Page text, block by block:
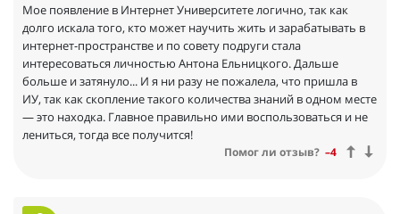
Мое появление в Интернет Университете логично, так как
долго искала того, кто может научить жить и зарабатывать в
интернет-пространстве и по совету подруги стала
интересоваться личностью Антона Ельницкого. Дальше
больше и затянуло... И я ни разу не пожалела, что пришла в
ИУ, так как скопление такого количества знаний в одном месте
— это находка. Главное правильно ими воспользоваться и не
лениться, тогда все получится!
Помог ли отзыв? –4